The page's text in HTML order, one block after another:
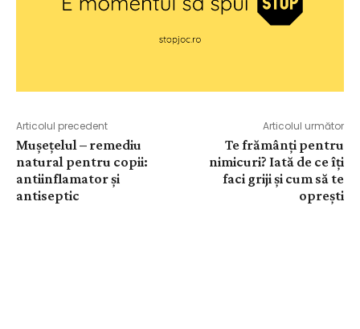
Articolul precedent
Mușețelul – remediu
natural pentru copii:
antiinflamator și
antiseptic
Articolul următor
Te frămânți pentru
nimicuri? Iată de ce îți
faci griji și cum să te
oprești